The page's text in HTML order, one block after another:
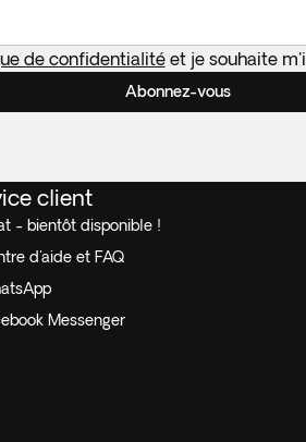
de confidentialitéet je souhaite
Abonnez-vous
client
- bientôt disponible !
d'aide et FAQ
Messenger